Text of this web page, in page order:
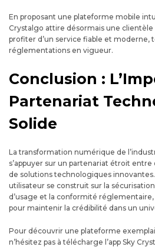
En proposant une plateforme mobile
Crystalgo attire désormais une clientèle
profiter d’un service fiable et moderne,
réglementations en vigueur.
Conclusion :
Partenariat
Solide
La transformation numérique de
s’appuyer sur un partenariat étroit
de solutions technologiques
utilisateur se construit sur la
d’usage et la conformité
pour maintenir la crédibilité dans un
Pour découvrir une plateforme
n’hésitez pas à télécharge l’app Sky